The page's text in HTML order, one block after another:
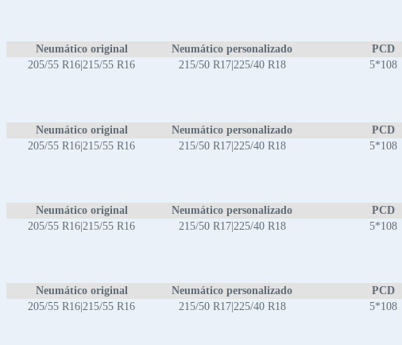
Neumático original Neumático personalizado PCD
205/55 R16|215/55 R16
215/50 R17|225/40 R18 5*108
Neumático original Neumático personalizado PCD
205/55 R16|215/55 R16
215/50 R17|225/40 R18 5*108
Neumático original Neumático personalizado PCD
205/55 R16|215/55 R16
215/50 R17|225/40 R18 5*108
Neumático original Neumático personalizado PCD
205/55 R16|215/55 R16
215/50 R17|225/40 R18 5*108